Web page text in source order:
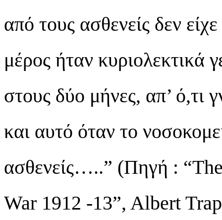
από τους ασθενείς δεν
μέρος ήταν κυριολεκτικά
στους δύο μήνες, απ’ ό,τι
και αυτό όταν το
ασθενείς…..” (Πηγή :
War 1912 -13”, Albert